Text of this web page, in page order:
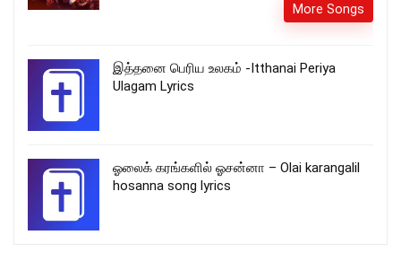
More Songs
இத்தனை பெரிய உலகம் -Itthanai Periya
Ulagam Lyrics
ஓலைக் கரங்களில் ஓசன்னா – Olai karangalil
hosanna song lyrics